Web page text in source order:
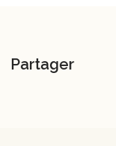
Partager